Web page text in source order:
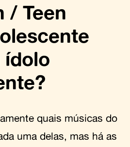
/ Teen
ídolo
quais músicas do
uma delas, mas há as